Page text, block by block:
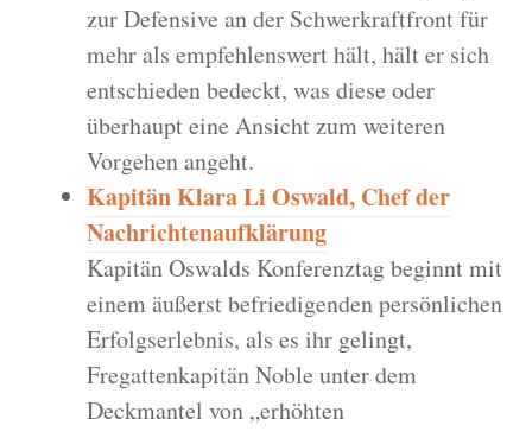
zur Defensive an der Schwerkraftfront für
mehr als empfehlenswert hält, hält er sich
entschieden bedeckt, was diese oder
überhaupt eine Ansicht zum weiteren
Vorgehen angeht.
Kapitän Klara Li Oswald, Chef der
Nachrichtenaufklärung
Kapitän Oswalds Konferenztag beginnt mit
einem äußerst befriedigenden persönlichen
Erfolgserlebnis, als es ihr gelingt,
Fregattenkapitän Noble unter dem
Deckmantel von „erhöhten